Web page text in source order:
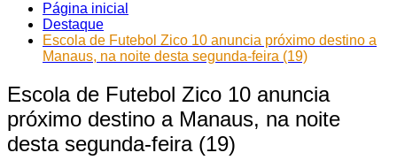
Página inicial
Destaque
Escola de Futebol Zico 10 anuncia próximo destino a
Manaus, na noite desta segunda-feira (19)
Escola de Futebol Zico 10 anuncia
próximo destino a Manaus, na noite
desta segunda-feira (19)